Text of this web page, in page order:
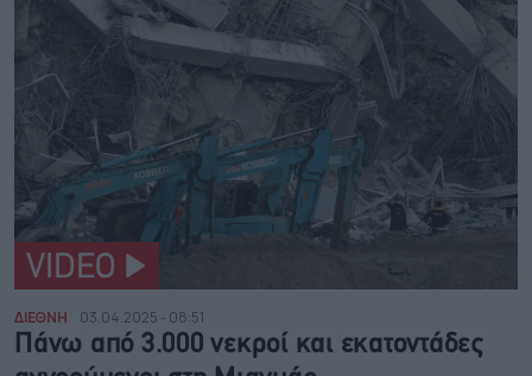
VIDEO
ΔΙΕΘΝΗ 03.04.2025 - 08:51
Πάνω από 3.000 νεκροί και εκατοντάδες